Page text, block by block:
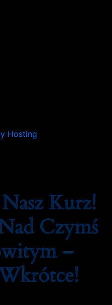
Hosting
Kurz!
Czymś
–